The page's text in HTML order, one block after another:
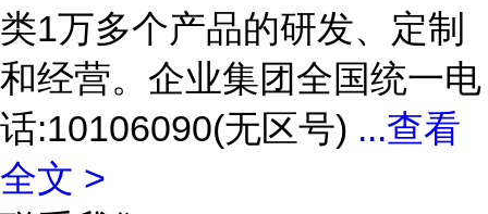
类1万多个产品的研发、定制
和经营。企业集团全国统一电
话:10106090(无区号) ...查看
全文 >